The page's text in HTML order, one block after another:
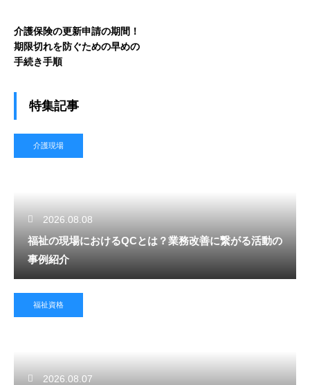
介護保険の更新申請の期間！
期限切れを防ぐための早めの
手続き手順
特集記事
介護現場
2026.08.08
福祉の現場におけるQCとは？業務改善に繋がる活動の
事例紹介
福祉資格
2026.08.07